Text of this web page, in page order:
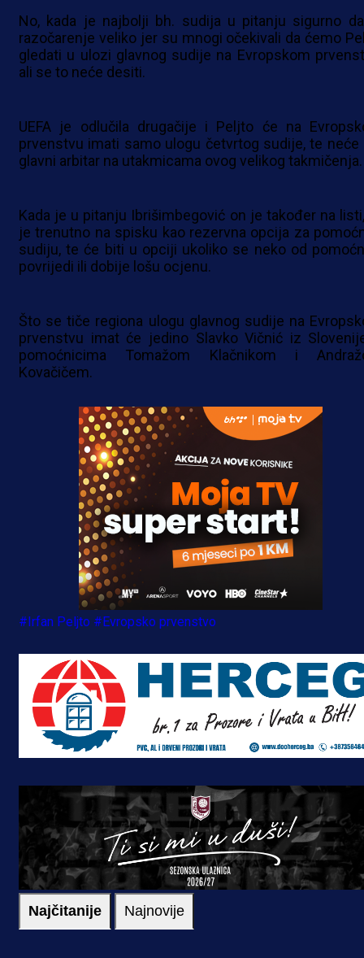
No, kada je najbolji bh. sudija u pitanju sigurno
razočarenje veliko jer su mnogi očekivali da ćemo
gledati u ulozi glavnog sudije na Evropskom
ali se to neće desiti.
UEFA je odlučila drugačije i Peljto će na
prvenstvu imati samo ulogu četvrtog sudije, te neće
glavni arbitar na utakmicama ovog velikog takmičenja.
Kada je u pitanju Ibrišimbegović on je također na
je trenutno na spisku kao rezervna opcija za
sudiju, te će biti u opciji ukoliko se neko od
povrijedi ili dobije lošu ocjenu.
Što se tiče regiona ulogu glavnog sudije na
prvenstvu imat će jedino Slavko Vičnić iz
pomoćnicima Tomažom Klačnikom i
Kovačičem.
#Irfan Peljto #Evropsko prvenstvo
Najčitanije Najnovije